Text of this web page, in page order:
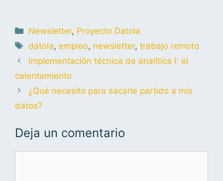
Newsletter, Proyecto Datola
datola,empleo, newsletter,trabajo remoto
Implementación técnica de analítica I: el
calentamiento
¿Qué necesito para sacarle partido a mis
datos?
Deja un comentario